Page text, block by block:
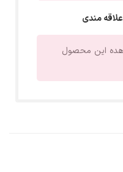
مندی
این محصول